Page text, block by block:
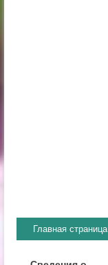
Главная страница